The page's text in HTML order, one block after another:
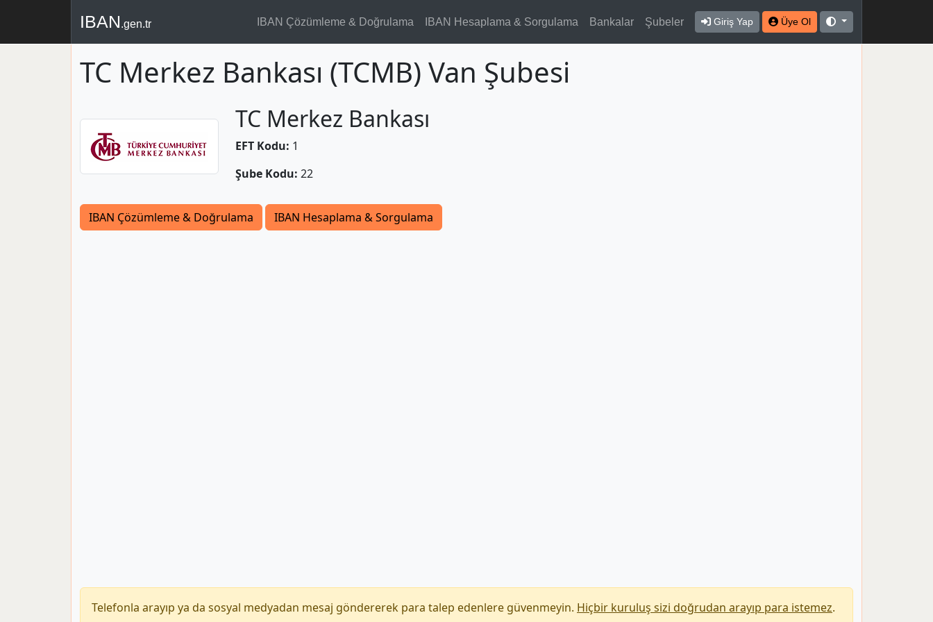
IBAN.gen.tr IBAN Çözümleme & Doğrulama IBAN Hesaplama & Sorgulama Bankalar Şubeler Giriş Yap Üye Ol
TC Merkez Bankası (TCMB) Van Şubesi
TC Merkez Bankası
EFT Kodu: 1
Şube Kodu: 22
IBAN Çözümleme & Doğrulama IBAN Hesaplama & Sorgulama
Telefonla arayıp ya da sosyal medyadan mesaj göndererek para talep edenlere güvenmeyin. Hiçbir kuruluş sizi doğrudan arayıp para istemez.